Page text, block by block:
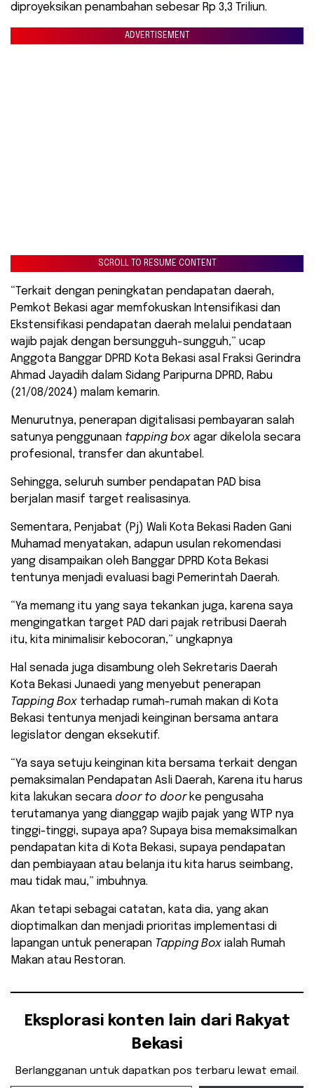
diproyeksikan penambahan sebesar Rp 3,3 Triliun.
ADVERTISEMENT
SCROLL TO RESUME CONTENT
“Terkait dengan peningkatan pendapatan daerah,
Pemkot Bekasi agar memfokuskan Intensifikasi dan
Ekstensifikasi pendapatan daerah melalui pendataan
wajib pajak dengan bersungguh-sungguh,” ucap
Anggota Banggar DPRD Kota Bekasi asal Fraksi Gerindra
Ahmad Jayadih dalam Sidang Paripurna DPRD, Rabu
(21/08/2024) malam kemarin.
Menurutnya, penerapan digitalisasi pembayaran salah
satunya penggunaan tapping box agar dikelola secara
profesional, transfer dan akuntabel.
Sehingga, seluruh sumber pendapatan PAD bisa
berjalan masif target realisasinya.
Sementara, Penjabat (Pj) Wali Kota Bekasi Raden Gani
Muhamad menyatakan, adapun usulan rekomendasi
yang disampaikan oleh Banggar DPRD Kota Bekasi
tentunya menjadi evaluasi bagi Pemerintah Daerah.
“Ya memang itu yang saya tekankan juga, karena saya
mengingatkan target PAD dari pajak retribusi Daerah
itu, kita minimalisir kebocoran,” ungkapnya
Hal senada juga disambung oleh Sekretaris Daerah
Kota Bekasi Junaedi yang menyebut penerapan
Tapping Box terhadap rumah-rumah makan di Kota
Bekasi tentunya menjadi keinginan bersama antara
legislator dengan eksekutif.
“Ya saya setuju keinginan kita bersama terkait dengan
pemaksimalan Pendapatan Asli Daerah, Karena itu harus
kita lakukan secara door to doorke pengusaha
terutamanya yang dianggap wajib pajak yang WTP nya
tinggi-tinggi, supaya apa? Supaya bisa memaksimalkan
pendapatan kita di Kota Bekasi, supaya pendapatan
dan pembiayaan atau belanja itu kita harus seimbang,
mau tidak mau,” imbuhnya.
Akan tetapi sebagai catatan, kata dia, yang akan
dioptimalkan dan menjadi prioritas implementasi di
lapangan untuk penerapan Tapping Box ialah Rumah
Makan atau Restoran.
Eksplorasi konten lain dari Rakyat
Bekasi
Berlangganan untuk dapatkan pos terbaru lewat email.
Ketikkan email Anda...